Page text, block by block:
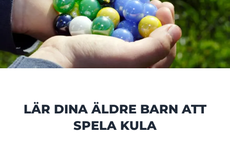
LÄR DINA ÄLDRE BARN ATT
SPELA KULA